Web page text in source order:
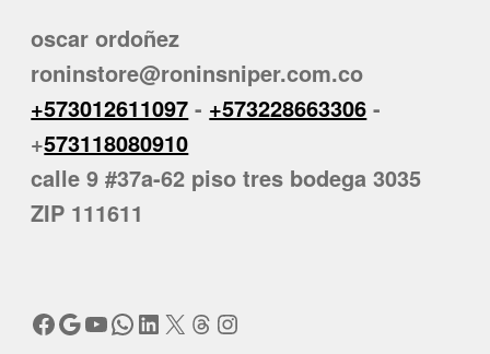
oscar ordoñez
roninstore@roninsniper.com.co
+573012611097 - +573228663306 -
+573118080910
calle 9 #37a-62 piso tres bodega 3035
ZIP 111611
Facebook
Google
YouTube
WhatsApp
LinkedIn
X Threads
Instagram